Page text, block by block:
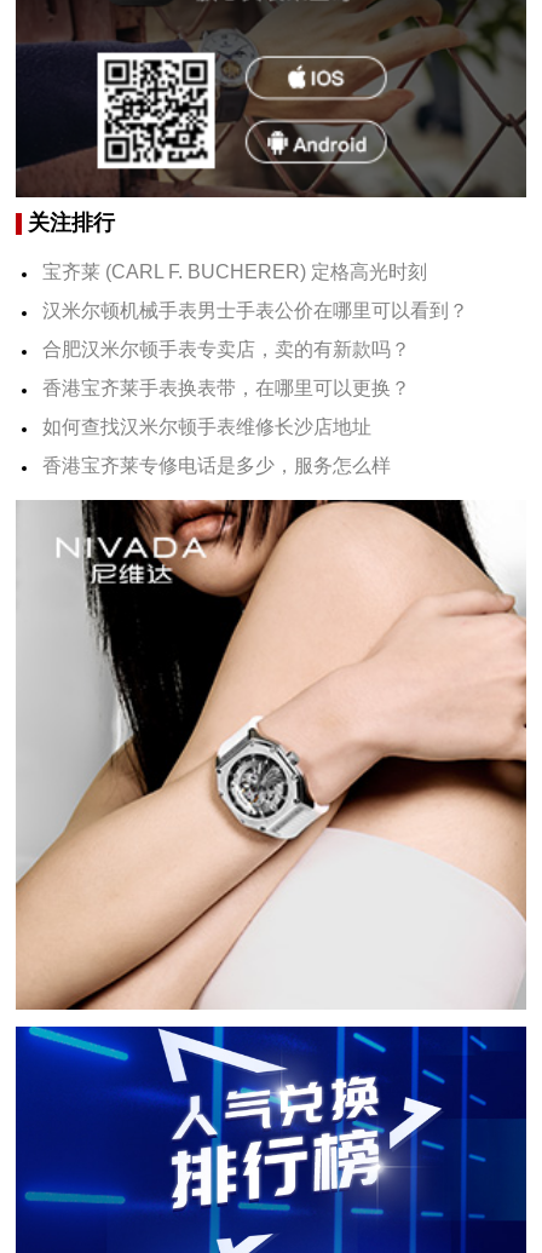
关注排行
宝齐莱 (CARL F. BUCHERER) 定格高光时刻
汉米尔顿机械手表男士手表公价在哪里可以看到？
合肥汉米尔顿手表专卖店，卖的有新款吗？
香港宝齐莱手表换表带，在哪里可以更换？
如何查找汉米尔顿手表维修长沙店地址
香港宝齐莱专修电话是多少，服务怎么样